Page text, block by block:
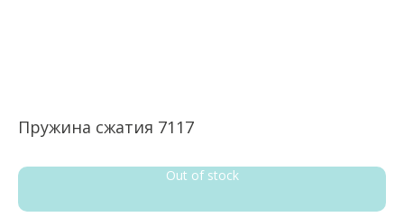
Пружина сжатия 7117
Out of stock